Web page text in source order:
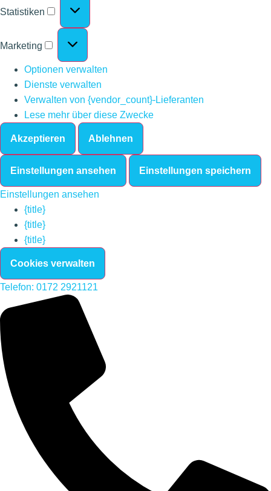
Statistiken
Marketing
Optionen verwalten
Dienste verwalten
Verwalten von {vendor_count}-Lieferanten
Lese mehr über diese Zwecke
Akzeptieren Ablehnen
Einstellungen ansehen Einstellungen speichern
Einstellungen ansehen
{title}
{title}
{title}
Cookies verwalten
Telefon: 0172 2921121